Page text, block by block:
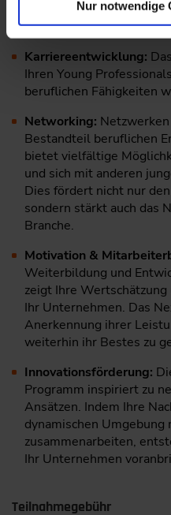
Nur notwendige
Darum sollten Sie am
Karriereentwicklung:
Ihren Young
beruflichen Fähigkeiten
Networking:
Bestandteil beruflichen
bietet vielfältige
und sich mit anderen
Dies fördert nicht nur
sondern stärkt auch das
Branche.
Motivation &
Weiterbildung und
zeigt Ihre
Ihr Unternehmen. Das
Anerkennung ihrer
weiterhin ihr Bestes zu
Innovationsförderung:
Programm inspiriert zu
Ansätzen. Indem Ihre
dynamischen
zusammenarbeiten,
Ihr Unternehmen
Teilnahmegebühr